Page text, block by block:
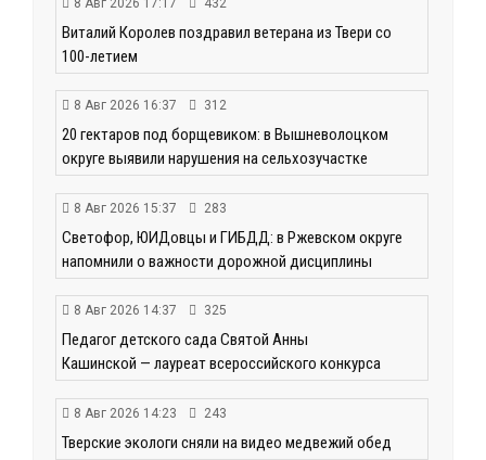
Виталий Королев поздравил ветерана из Твери со
100-летием
8 Авг 2026 16:37 312
20 гектаров под борщевиком: в Вышневолоцком
округе выявили нарушения на сельхозучастке
8 Авг 2026 15:37 283
Светофор, ЮИДовцы и ГИБДД: в Ржевском округе
напомнили о важности дорожной дисциплины
8 Авг 2026 14:37 325
Педагог детского сада Святой Анны
Кашинской — лауреат всероссийского конкурса
8 Авг 2026 14:23 243
Тверские экологи сняли на видео медвежий обед